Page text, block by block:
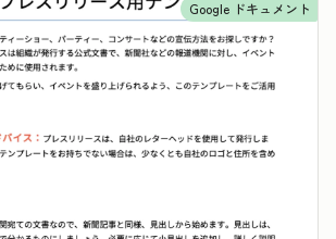
Google ドキュメント